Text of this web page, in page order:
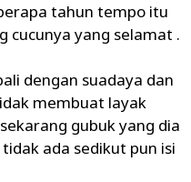
tahun tempo itu
cucunya yang selamat .
dengan suadaya dan
membuat layak
gubuk yang dia
ada sedikut pun isi